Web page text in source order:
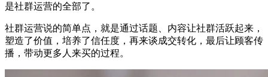
是社群运营的全部了。
社群运营说的简单点，就是通过话题、内容让社群活跃起来，
塑造了价值，培养了信任度，再来谈成交转化，最后让顾客传
播，带动更多人来买的过程。